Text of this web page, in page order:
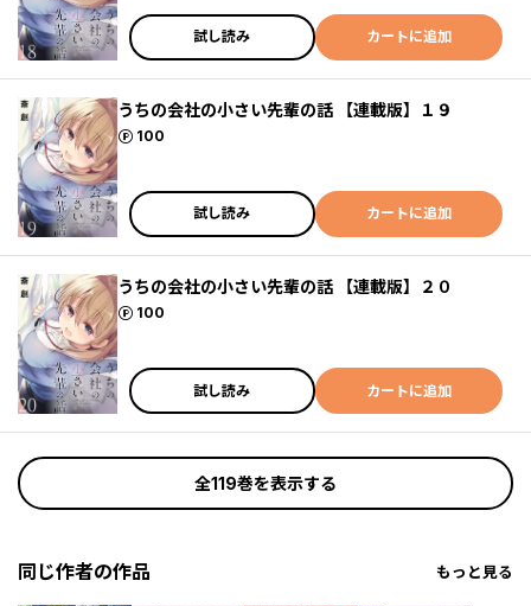
試し読み カートに追加
うちの会社の小さい先輩の話 【連載版】１９
100
ポイント
試し読み カートに追加
うちの会社の小さい先輩の話 【連載版】２０
100
ポイント
試し読み カートに追加
全119巻を表示する
同じ作者の作品 もっと見る